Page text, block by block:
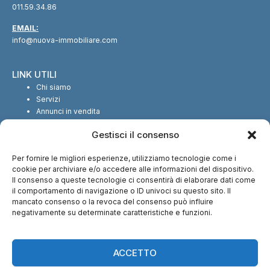
Gestisci il consenso
Per fornire le migliori esperienze, utilizziamo tecnologie come i
cookie per archiviare e/o accedere alle informazioni del dispositivo.
Il consenso a queste tecnologie ci consentirà di elaborare dati come
il comportamento di navigazione o ID univoci su questo sito. Il
mancato consenso o la revoca del consenso può influire
negativamente su determinate caratteristiche e funzioni.
ACCETTO
011.59.34.86
EMAIL:
info@nuova-immobiliare.com
LINK UTILI
Chi siamo
Servizi
Annunci in vendita
SEGUICI SUI SOCIAL
CI TROVI ANCHE SU: